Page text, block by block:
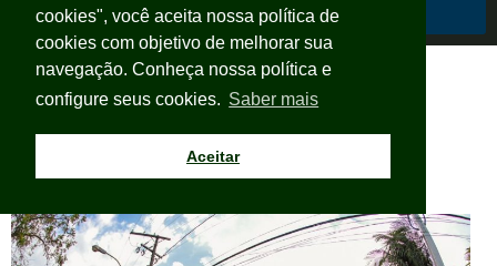
Código de Conduta
Escola Ademar Nunes
Salvaterra – Pará – 2018
2
Obras entregues
cookies", você aceita nossa política de
cookies com objetivo de melhorar sua
navegação. Conheça nossa política e
configure seus cookies. Saber mais
Aceitar